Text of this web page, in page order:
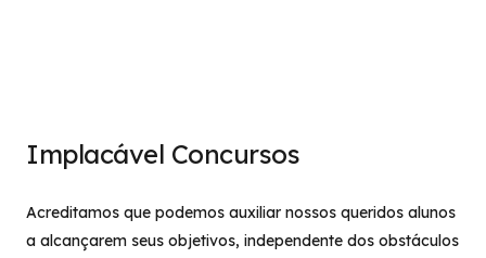
Implacável Concursos
Acreditamos que podemos auxiliar nossos queridos alunos
a alcançarem seus objetivos, independente dos obstáculos